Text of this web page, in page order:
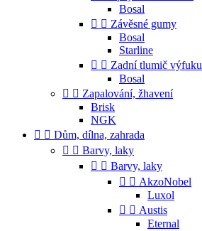
Bosal
  Závěsné gumy
Bosal
Starline
  Zadní tlumič výfuku
Bosal
  Zapalování, žhavení
Brisk
NGK
  Dům, dílna, zahrada
  Barvy, laky
  Barvy, laky
  AkzoNobel
Luxol
  Austis
Eternal